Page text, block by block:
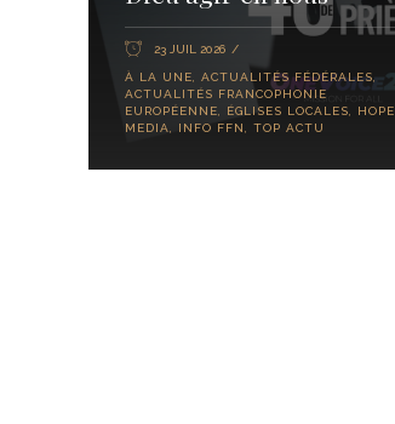
23 JUIL 2026
À LA UNE ACTUALITÉS FÉDÉRALES,
ACTUALITÉS FRANCOPHONIE
EUROPÉENNE
ÉGLISES LOCALES
HOPE
MEDIA
INFO FFN TOP ACTU